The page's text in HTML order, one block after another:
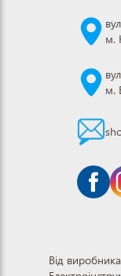
м.
м.
Від виробника